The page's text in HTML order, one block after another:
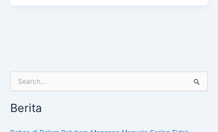
e
r
h
Berita